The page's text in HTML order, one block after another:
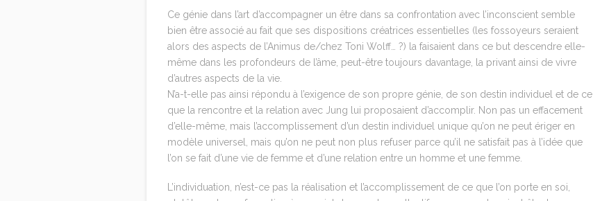
Ce génie dans l’art d’accompagner un être dans sa confrontation avec l’inconscient semble
bien être associé au fait que ses dispositions créatrices essentielles (les fossoyeurs seraient
alors des aspects de l’Animus de/chez Toni Wolff… ?) la faisaient dans ce but descendre elle-
même dans les profondeurs de l’âme, peut-être toujours davantage, la privant ainsi de vivre
d’autres aspects de la vie.
N’a-t-elle pas ainsi répondu à l’exigence de son propre génie, de son destin individuel et de ce
que la rencontre et la relation avec Jung lui proposaient d’accomplir. Non pas un effacement
d’elle-même, mais l’accomplissement d’un destin individuel unique qu’on ne peut ériger en
modèle universel, mais qu’on ne peut non plus refuser parce qu’il ne satisfait pas à l’idée que
l’on se fait d’une vie de femme et d’une relation entre un homme et une femme.
L’individuation, n’est-ce pas la réalisation et l’accomplissement de ce que l’on porte en soi,